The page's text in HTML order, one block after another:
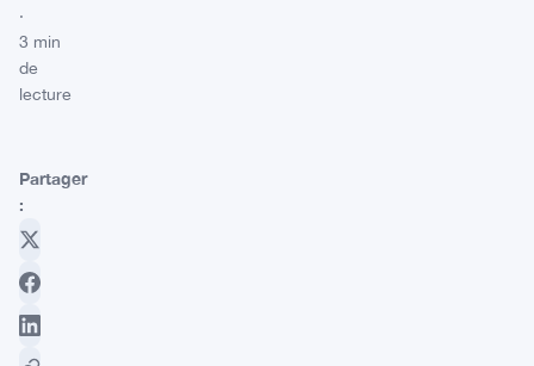
·
3 min
de
lecture
Partager
: